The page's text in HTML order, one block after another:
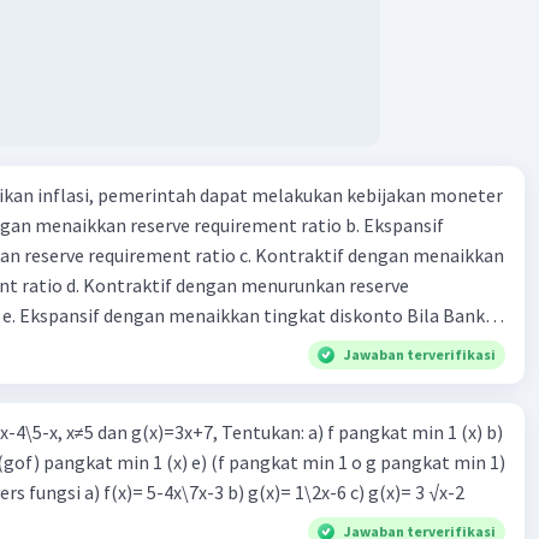
Iklan
inflasi, pemerintah dapat melakukan kebijakan moneter
menaikkan reserve requirement ratio b. Ekspansif
reserve requirement ratio c. Kontraktif dengan menaikkan
ratio d. Kontraktif dengan menurunkan reserve
dengan menaikkan tingkat diskonto Bila Bank
kebijakan moneter ekspansif, ceteris paribus maka .... a.
di mana bentuk kurva jumlah uang beredar (penawaran
(penawaran uang) naik dari kiri bawah ke kanan atas
di mana bentuk kurva jumlah uang beredar
dari kiri bawah ke kanan atas d. Tingkat bunga turun di
jumlah uang beredar (penawaran uang) naik dari kiri bawah
Jawaban terverifikasi
4\5-x, x≠5 dan g(x)=3x+7, Tentukan: a) f pangkat min 1 (x) b)
pangkat min 1 (x) e) (f pangkat min 1 o g pangkat min 1)
fungsi a) f(x)= 5-4x\7x-3 b) g(x)= 1\2x-6 c) g(x)= 3 √x-2
Jawaban terverifikasi